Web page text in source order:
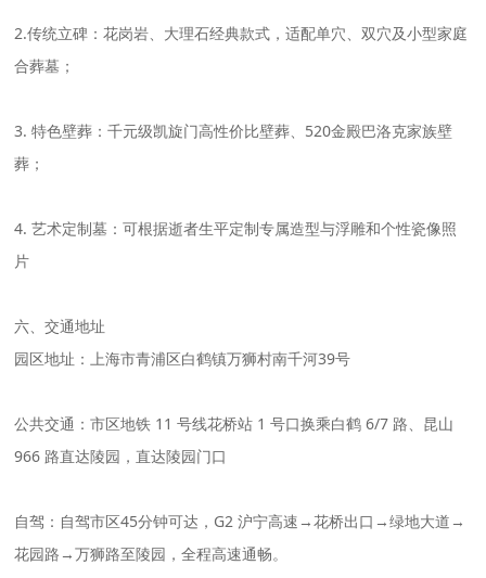
2.传统立碑：花岗岩、大理石经典款式，适配单穴、双穴及小型家庭
合葬墓；
3. 特色壁葬：千元级凯旋门高性价比壁葬、520金殿巴洛克家族壁
葬；
4. 艺术定制墓：可根据逝者生平定制专属造型与浮雕和个性瓷像照
片
六、交通地址
园区地址：上海市青浦区白鹤镇万狮村南千河39号
公共交通：市区地铁 11 号线花桥站 1 号口换乘白鹤 6/7 路、昆山
966 路直达陵园，直达陵园门口
自驾：自驾市区45分钟可达，G2 沪宁高速→花桥出口→绿地大道→
花园路→万狮路至陵园，全程高速通畅。